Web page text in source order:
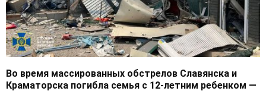
Во время массированных обстрелов Славянска и
Краматорска погибла семья с 12-летним ребенком —